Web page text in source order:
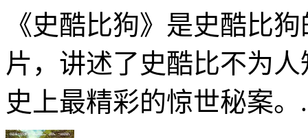
《史酷比狗》是史酷比
片，讲述了史酷比不为
史上最精彩的惊世秘案